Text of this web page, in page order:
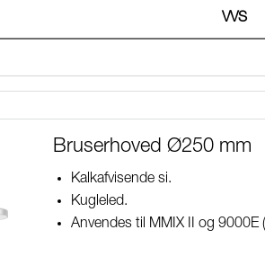
VVS
Bruserhoved Ø250 mm
Kalkafvisende si.
Kugleled.
Anvendes til MMIX II og 9000E